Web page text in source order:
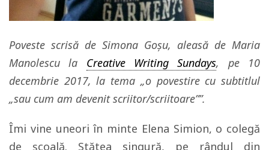
Poveste scrisă de Simona Goșu, aleasă de Maria
Manolescu la Creative Writing Sundays, pe 10
decembrie 2017, la tema „o povestire cu subtitlul
„sau cum am devenit scriitor/scriitoare””.
Îmi vine uneori în minte Elena Simion, o colegă
de şcoală. Stătea singură, pe rândul din